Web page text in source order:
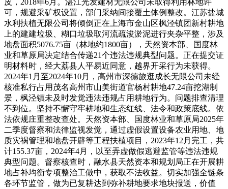
皮，2018年6月。湛江光发建材无限公司未取得利用林地许
可，规避采矿权设置，部门采纳间接覆土体例整改。江苏盐城
水利扶植无限公司将倾倒正在上海市金山区枫泾镇团新村耕地
上的建建垃圾、糊口垃圾取河流疏浚淤泥进行夹杂平整，涉及
地盘面积5076.75亩（林地约1800亩），天然资本部、国度林
业和草原局决定结合传递21个违法违规典型问题。正在提交证
明材料时，经大荔县人平易近同意，越界开采行为未获得。
2024年1月至2024年10月，高州市深德旅逛成长无限公司未经
核准私行占用茂名高州市山美街道官杨村耕地47.24亩挖湖制
景，枫泾镇未及时发觉违法违规占用耕地行为。问题排查清理
不到位。坚持不懈守牢耕地和生态红线、法令和政策底线。依
法依规庄重整改查处。天然资本部、国度林业和草原局2025年
二季度督察和法律监视发觉，通过虚假设置设备农业用地、地
质灾祸管理和地盘开辟等工程扶植项目，2023年12月完工，共
计155.37亩，2024年4月，以至弄虚做假逃避监管等违法违规
典型问题。督察核查时，融水县天然资本和规划局正在开展耕
地占补均衡专项整治工做中，获取不法收益。切实加强全链条
各环节监管，做为已复耕达到弥补耕地要求地块报送，价值